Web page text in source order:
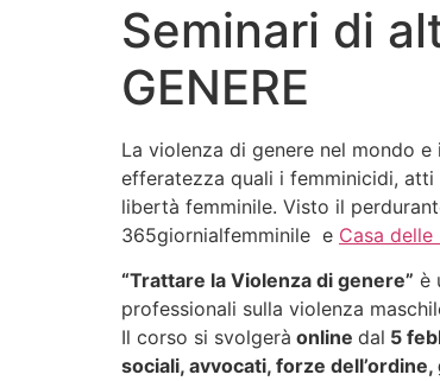
Seminari di
GENERE
La violenza di genere nel mondo
efferatezza quali i femminicidi,
libertà femminile. Visto il
365giornialfemminile e Casa
“Trattare la Violenza di genere” è
professionali sulla violenza
Il corso si svolgerà online dal 5
sociali, avvocati, forze